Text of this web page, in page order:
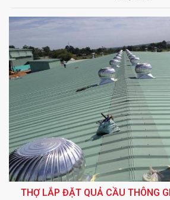
THỢ LẮP ĐẶT QUẢ CẦU THÔNG